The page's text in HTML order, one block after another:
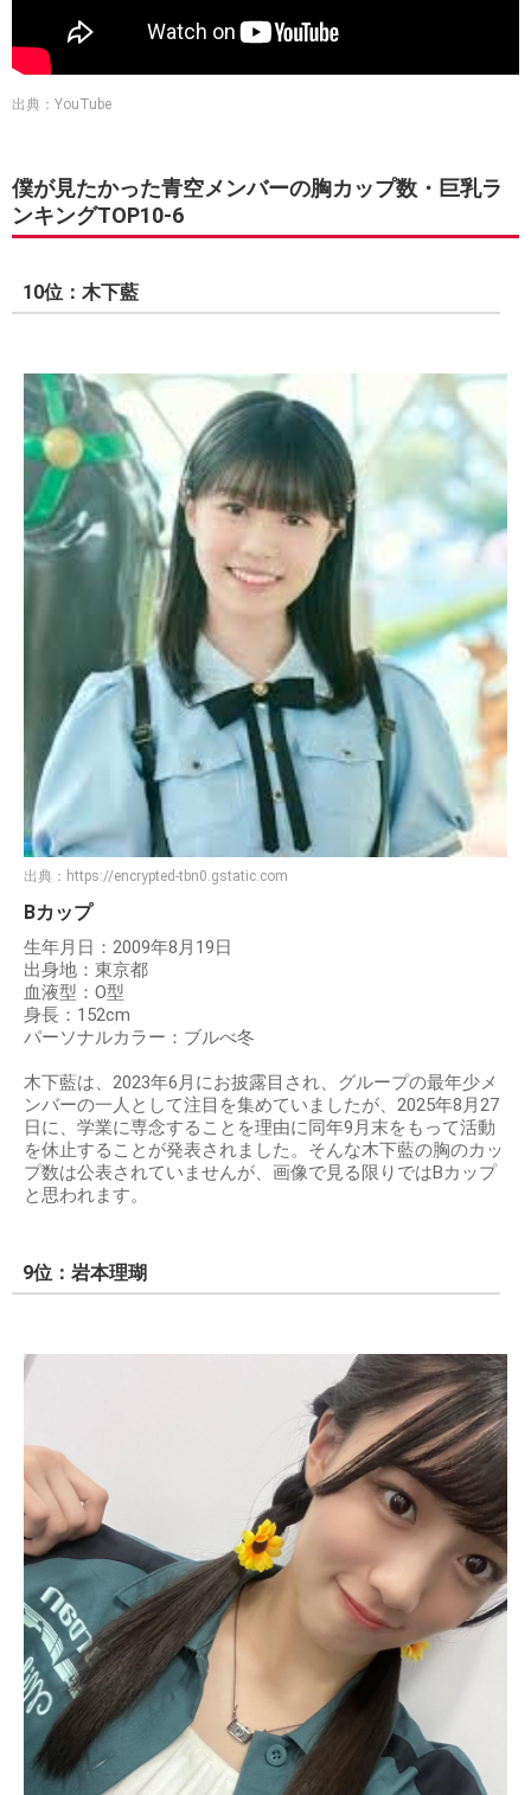
出典：YouTube
僕が見たかった青空メンバーの胸カップ数・巨乳ラ
ンキングTOP10-6
10位：木下藍
出典： https://encrypted-tbn0.gstatic.com
Bカップ
生年月日：2009年8月19日
出身地：東京都
血液型：O型
身長：152cm
パーソナルカラー：ブルべ冬
木下藍は、2023年6月にお披露目され、グループの最年少メ
ンバーの一人として注目を集めていましたが、2025年8月27
日に、学業に専念することを理由に同年9月末をもって活動
を休止することが発表されました。そんな木下藍の胸のカッ
プ数は公表されていませんが、画像で見る限りではBカップ
と思われます。
9位：岩本理瑚